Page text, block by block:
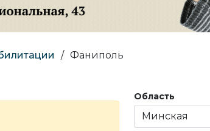
/ Фаниполь
Область